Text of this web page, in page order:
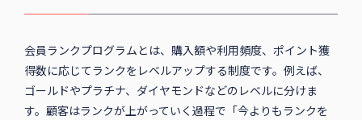
会員ランクプログラムとは、購入額や利用頻度、ポイント獲
得数に応じてランクをレベルアップする制度です。例えば、
ゴールドやプラチナ、ダイヤモンドなどのレベルに分けま
す。顧客はランクが上がっていく過程で「今よりもランクを